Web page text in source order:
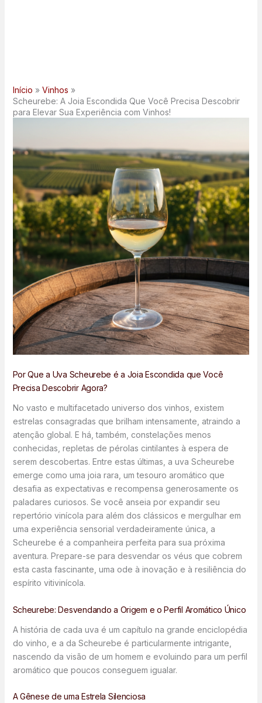
Início
Vinhos
Scheurebe: A Joia Escondida Que Você Precisa Descobrir
para Elevar Sua Experiência com Vinhos!
Por Que a Uva Scheurebe é a Joia Escondida que Você
Precisa Descobrir Agora?
No vasto e multifacetado universo dos vinhos, existem
estrelas consagradas que brilham intensamente, atraindo a
atenção global. E há, também, constelações menos
conhecidas, repletas de pérolas cintilantes à espera de
serem descobertas. Entre estas últimas, a uva Scheurebe
emerge como uma joia rara, um tesouro aromático que
desafia as expectativas e recompensa generosamente os
paladares curiosos. Se você anseia por expandir seu
repertório vinícola para além dos clássicos e mergulhar em
uma experiência sensorial verdadeiramente única, a
Scheurebe é a companheira perfeita para sua próxima
aventura. Prepare-se para desvendar os véus que cobrem
esta casta fascinante, uma ode à inovação e à resiliência do
espírito vitivinícola.
Scheurebe: Desvendando a Origem e o Perfil Aromático Único
A história de cada uva é um capítulo na grande enciclopédia
do vinho, e a da Scheurebe é particularmente intrigante,
nascendo da visão de um homem e evoluindo para um perfil
aromático que poucos conseguem igualar.
A Gênese de uma Estrela Silenciosa